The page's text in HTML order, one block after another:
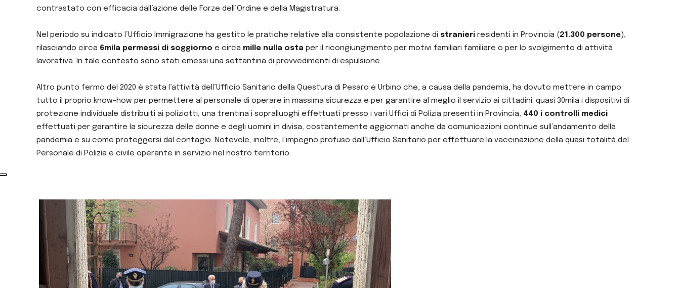
contrastato con efficacia dall’azione delle Forze dell’Ordine e della Magistratura.
Nel periodo su indicato l’Ufficio Immigrazione ha gestito le pratiche relative alla consistente popolazione di stranieri residenti in Provincia (21.300 persone),
rilasciando circa 6mila permessi di soggiorno e circa mille nulla osta per il ricongiungimento per motivi familiari familiare o per lo svolgimento di attività
lavorativa. In tale contesto sono stati emessi una settantina di provvedimenti di espulsione.
Altro punto fermo del 2020 è stata l’attività dell’Ufficio Sanitario della Questura di Pesaro e Urbino che, a causa della pandemia, ha dovuto mettere in campo
tutto il proprio know-how per permettere al personale di operare in massima sicurezza e per garantire al meglio il servizio ai cittadini: quasi 30mila i dispositivi di
protezione individuale distribuiti ai poliziotti, una trentina i sopralluoghi effettuati presso i vari Uffici di Polizia presenti in Provincia, 440 i controlli medici
effettuati per garantire la sicurezza delle donne e degli uomini in divisa, costantemente aggiornati anche da comunicazioni continue sull’andamento della
pandemia e su come proteggersi dal contagio. Notevole, inoltre, l’impegno profuso dall’Ufficio Sanitario per effettuare la vaccinazione della quasi totalità del
Personale di Polizia e civile operante in servizio nel nostro territorio.